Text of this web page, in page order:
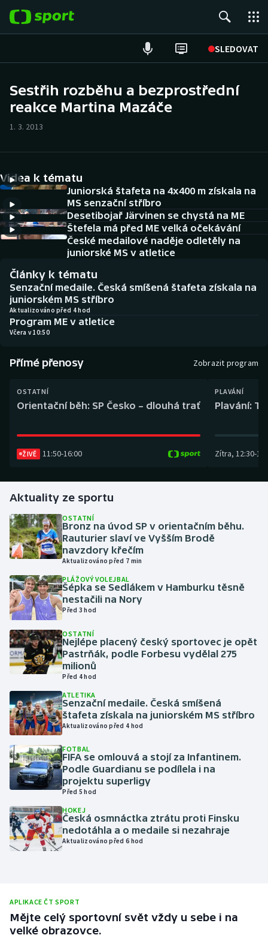
SLEDOVAT
Hokej
Cyklistika
DALŠÍ SPORTY
Americký fotbal
Baseball a softbal
Basketbal
Biatlon
Boby a skeleton
Box
Dostihy
Florbal
Golf
Gymnastika
Házená
Jezdectví
Judo
Krasobruslení
Lezení
Lyže a snowboard
Moderní pětiboj
Motorsport
Olympijské hry
Parasport
Plážový volejbal
NEPŘEHLÉDNĚTE
Soutěže
Historické návraty
Aplikace ČT sport
AZ kvíz
Sestřih rozběhu a bezprostřední
reakce Martina Mazáče
1. 3. 2013
Videa k tématu
Juniorská štafeta na 4x400 m získala na
MS senzační stříbro
Desetibojař Järvinen se chystá na ME
Štefela má před ME velká očekávání
České medailové naděje odletěly na
juniorské MS v atletice
Články k tématu
Senzační medaile. Česká smíšená štafeta získala na
juniorském MS stříbro
Aktualizováno před 4 hod
Program ME v atletice
Včera v 10:50
Přímé přenosy Zobrazit program
OSTATNÍ
Orientační běh: SP Česko – dlouhá trať
ŽIVĚ 11:50-16:00
PLAVÁNÍ
Plavání:
Zítra, 12:30-
Aktuality ze sportu
OSTATNÍ
Bronz na úvod SP v orientačním běhu.
Rauturier slaví ve Vyšším Brodě
navzdory křečím
Aktualizováno před 7 min
PLÁŽOVÝ VOLEJBAL
Šépka se Sedlákem v Hamburku těsně
nestačili na Nory
Před 3 hod
OSTATNÍ
Nejlépe placený český sportovec je opět
Pastrňák, podle Forbesu vydělal 275
milionů
Před 4 hod
ATLETIKA
Senzační medaile. Česká smíšená
štafeta získala na juniorském MS stříbro
Aktualizováno před 4 hod
FOTBAL
FIFA se omlouvá a stojí za Infantinem.
Podle Guardianu se podílela i na
projektu superligy
Před 5 hod
HOKEJ
Česká osmnáctka ztrátu proti Finsku
nedotáhla a o medaile si nezahraje
Aktualizováno před 6 hod
APLIKACE ČT SPORT
Mějte celý sportovní svět vždy u sebe i na
velké obrazovce.